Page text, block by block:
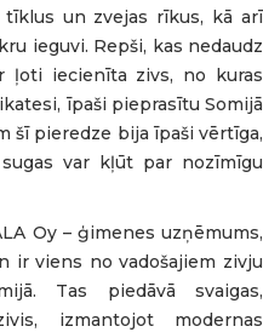
un zvejas rīkus, kā arī
ieguvi. Repši, kas nedaudz
ļoti iecienīta zivs, no kuras
īpaši pieprasītu Somijā
šī pieredze bija īpaši vērtīga,
var kļūt par nozīmīgu
Oy – ģimenes uzņēmums,
ir viens no vadošajiem zivju
Tas piedāvā svaigas,
izmantojot modernas